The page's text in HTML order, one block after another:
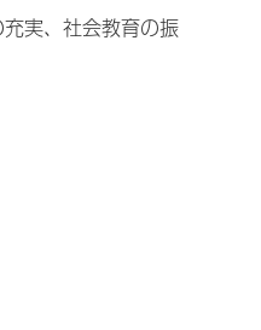
実、社会教育の振